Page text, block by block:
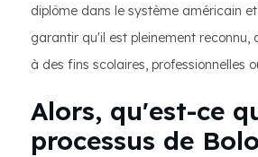
diplôme dans le système américain
garantir qu'il est pleinement reconnu,
à des fins scolaires, professionnelles
Alors, qu'est-ce
processus de